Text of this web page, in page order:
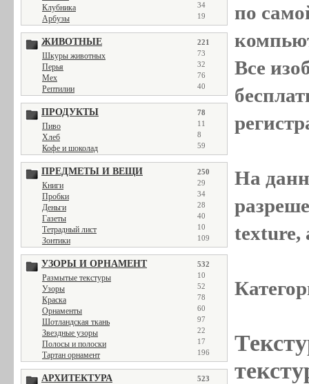
Клубника 34
Арбузы 19
ЖИВОТНЫЕ 221
Шкуры животных 73
Перья 32
Мех 76
Рептилии 40
ПРОДУКТЫ 78
Пиво 11
Хлеб 8
Кофе и шоколад 59
ПРЕДМЕТЫ И ВЕЩИ 250
Книги 29
Пробки 34
Деньги 28
Газеты 40
Тетрадный лист 10
Зонтики 109
УЗОРЫ И ОРНАМЕНТ 532
Размытые текстуры 10
Узоры 52
Краска 78
Орнаменты 60
Шотландская ткань 97
Звездные узоры 22
Полосы и полоски 17
Тартан орнамент 196
АРХИТЕКТУРА 523
по
Все
На
texture,